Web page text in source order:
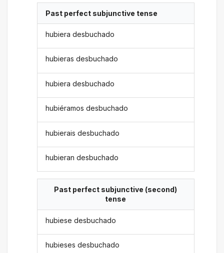
Past perfect subjunctive tense
hubiera desbuchado
hubieras desbuchado
hubiera desbuchado
hubiéramos desbuchado
hubierais desbuchado
hubieran desbuchado
Past perfect subjunctive (second)
tense
hubiese desbuchado
hubieses desbuchado